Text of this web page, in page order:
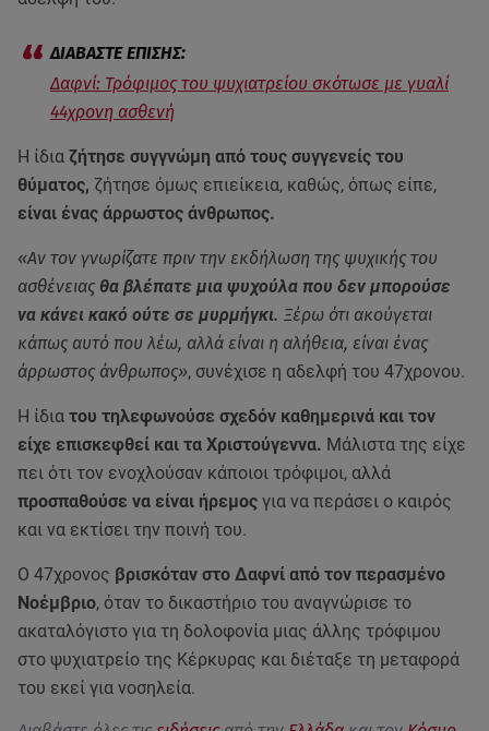
Δαφνί: Τρόφιμος του ψυχιατρείου σκότωσε με γυαλί
44χρονη ασθενή
Η ίδια ζήτησε συγγνώμη από τους συγγενείς του
θύματος, ζήτησε όμως επιείκεια, καθώς, όπως είπε,
είναι ένας άρρωστος άνθρωπος.
«Αν τον γνωρίζατε πριν την εκδήλωση της ψυχικής του
ασθένειας θα βλέπατε μια ψυχούλα που δεν μπορούσε
να κάνει κακό ούτε σε μυρμήγκι. Ξέρω ότι ακούγεται
κάπως αυτό που λέω, αλλά είναι η αλήθεια, είναι ένας
άρρωστος άνθρωπος», συνέχισε η αδελφή του 47χρονου.
Η ίδια του τηλεφωνούσε σχεδόν καθημερινά και τον
είχε επισκεφθεί και τα Χριστούγεννα. Μάλιστα της είχε
πει ότι τον ενοχλούσαν κάποιοι τρόφιμοι, αλλά
προσπαθούσε να είναι ήρεμος για να περάσει ο καιρός
και να εκτίσει την ποινή του.
Ο 47χρονος βρισκόταν στο Δαφνί από τον περασμένο
Νοέμβριο, όταν το δικαστήριο του αναγνώρισε το
ακαταλόγιστο για τη δολοφονία μιας άλλης τρόφιμου
στο ψυχιατρείο της Κέρκυρας και διέταξε τη μεταφορά
του εκεί για νοσηλεία.